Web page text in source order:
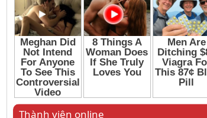
Thành viên online